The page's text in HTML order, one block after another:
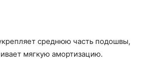
среднюю часть подошвы,
мягкую амортизацию.